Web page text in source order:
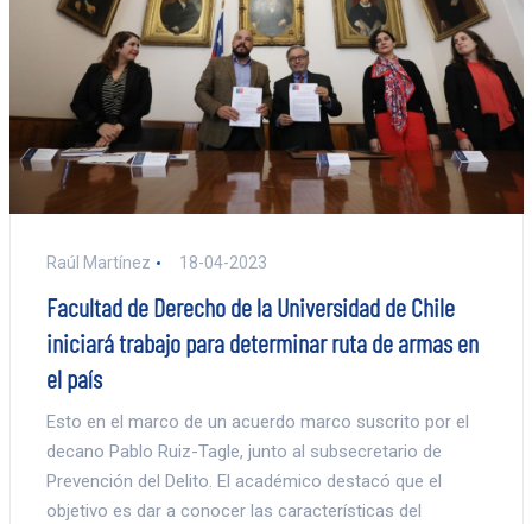
Raúl Martínez 18-04-2023
Facultad de Derecho de la Universidad de Chile
iniciará trabajo para determinar ruta de armas en
el país
Esto en el marco de un acuerdo marco suscrito por el
decano Pablo Ruiz-Tagle, junto al subsecretario de
Prevención del Delito. El académico destacó que el
objetivo es dar a conocer las características del